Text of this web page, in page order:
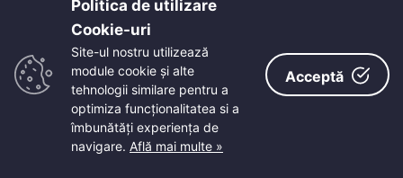
(comisia
nr.4)
Politica de utilizare
Cookie-uri‎
Site-ul nostru utilizează
module cookie și alte
tehnologii similare pentru a
optimiza funcţionalitatea si a
îmbunătăţi experienţa de
navigare. Află mai multe »
Acceptă